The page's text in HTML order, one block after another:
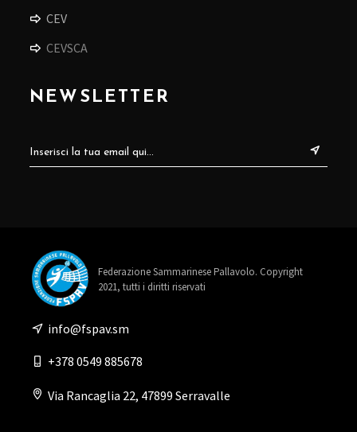
CEV
CEVSCA
NEWSLETTER
Federazione Sammarinese Pallavolo. Copyright
2021, tutti i diritti riservati
info@fspav.sm
+378 0549 885678
Via Rancaglia 22, 47899 Serravalle